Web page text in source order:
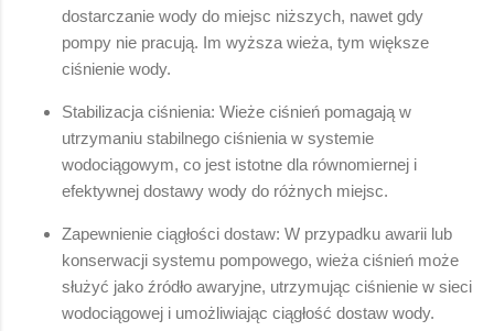
dostarczanie wody do miejsc niższych, nawet gdy
pompy nie pracują. Im wyższa wieża, tym większe
ciśnienie wody.
Stabilizacja ciśnienia: Wieże ciśnień pomagają w
utrzymaniu stabilnego ciśnienia w systemie
wodociągowym, co jest istotne dla równomiernej i
efektywnej dostawy wody do różnych miejsc.
Zapewnienie ciągłości dostaw: W przypadku awarii lub
konserwacji systemu pompowego, wieża ciśnień może
służyć jako źródło awaryjne, utrzymując ciśnienie w sieci
wodociągowej i umożliwiając ciągłość dostaw wody.